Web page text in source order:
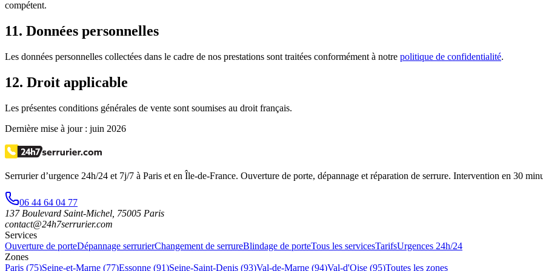
compétent.
11. Données personnelles
Les données personnelles collectées dans le cadre de nos prestations sont traitées conformément à notre politique de confidentialité.
12. Droit applicable
Les présentes conditions générales de vente sont soumises au droit français.
Dernière mise à jour : juin 2026
Serrurier d’urgence 24h/24 et 7j/7 à Paris et en Île-de-France. Ouverture de porte, dépannage et réparation de serrure. Intervention en 30
06 44 64 04 77
137 Boulevard Saint-Michel 75005 Paris
contact@24h7serrurier.com
Services
Ouverture de porteDépannage serrurierChangement de serrureBlindage de porteTous les servicesTarifsUrgences 24h/24
Zones
Paris (75)Seine-et-Marne (77)Essonne (91)Seine-Saint-Denis (93)Val-de-Marne (94)Val-d'Oise (95)Toutes les zones